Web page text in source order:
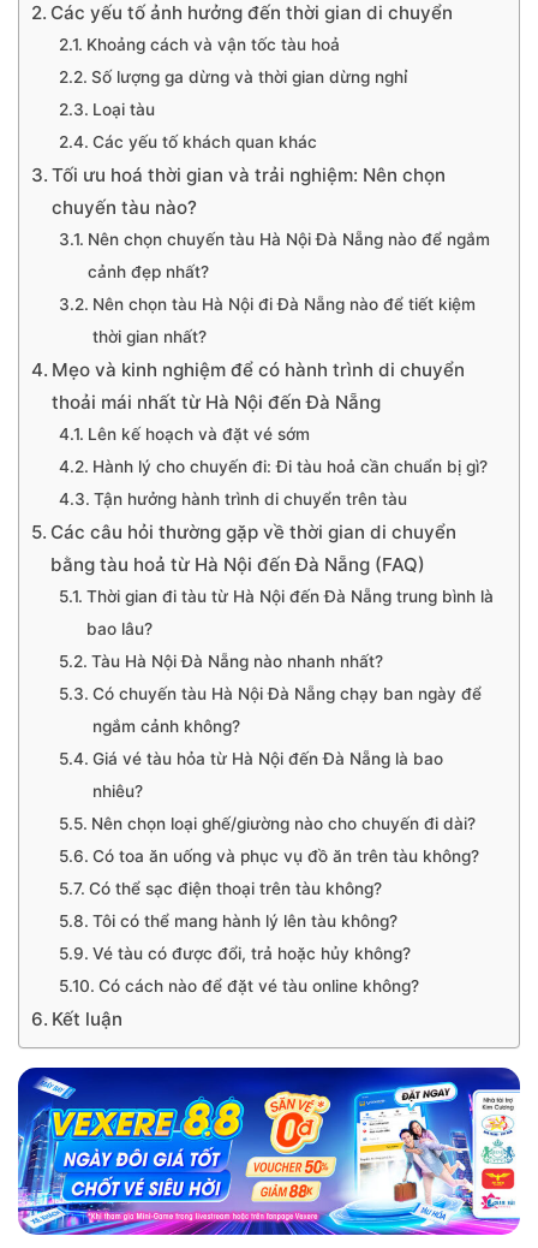
Các yếu tố ảnh hưởng đến thời gian di chuyển
Khoảng cách và vận tốc tàu hoả
Số lượng ga dừng và thời gian dừng nghỉ
Loại tàu
Các yếu tố khách quan khác
Tối ưu hoá thời gian và trải nghiệm: Nên chọn
chuyến tàu nào?
Nên chọn chuyến tàu Hà Nội Đà Nẵng nào để ngắm
cảnh đẹp nhất?
Nên chọn tàu Hà Nội đi Đà Nẵng nào để tiết kiệm
thời gian nhất?
Mẹo và kinh nghiệm để có hành trình di chuyển
thoải mái nhất từ Hà Nội đến Đà Nẵng
Lên kế hoạch và đặt vé sớm
Hành lý cho chuyến đi: Đi tàu hoả cần chuẩn bị gì?
Tận hưởng hành trình di chuyển trên tàu
Các câu hỏi thường gặp về thời gian di chuyển
bằng tàu hoả từ Hà Nội đến Đà Nẵng (FAQ)
Thời gian đi tàu từ Hà Nội đến Đà Nẵng trung bình là
bao lâu?
Tàu Hà Nội Đà Nẵng nào nhanh nhất?
Có chuyến tàu Hà Nội Đà Nẵng chạy ban ngày để
ngắm cảnh không?
Giá vé tàu hỏa từ Hà Nội đến Đà Nẵng là bao
nhiêu?
Nên chọn loại ghế/giường nào cho chuyến đi dài?
Có toa ăn uống và phục vụ đồ ăn trên tàu không?
Có thể sạc điện thoại trên tàu không?
Tôi có thể mang hành lý lên tàu không?
Vé tàu có được đổi, trả hoặc hủy không?
Có cách nào để đặt vé tàu online không?
Kết luận